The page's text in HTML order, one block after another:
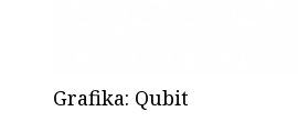
Grafika: Qubit